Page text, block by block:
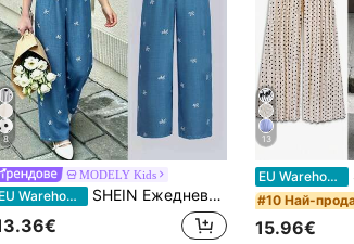
8
MODELY Kids
EU Warehouse SHEIN Ежедневен гащеризон с къс ръкав и райета, подходящ за момичета от 10+, широки крачоли
13
EU Warehouse
#10 Най-
15.96€